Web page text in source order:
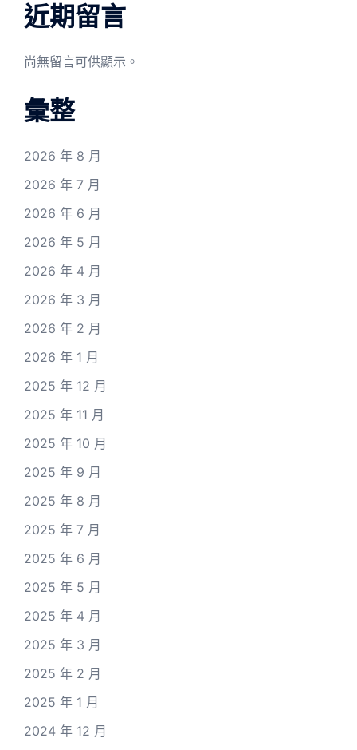
近期留言
尚無留言可供顯示。
彙整
2026 年 8 月
2026 年 7 月
2026 年 6 月
2026 年 5 月
2026 年 4 月
2026 年 3 月
2026 年 2 月
2026 年 1 月
2025 年 12 月
2025 年 11 月
2025 年 10 月
2025 年 9 月
2025 年 8 月
2025 年 7 月
2025 年 6 月
2025 年 5 月
2025 年 4 月
2025 年 3 月
2025 年 2 月
2025 年 1 月
2024 年 12 月